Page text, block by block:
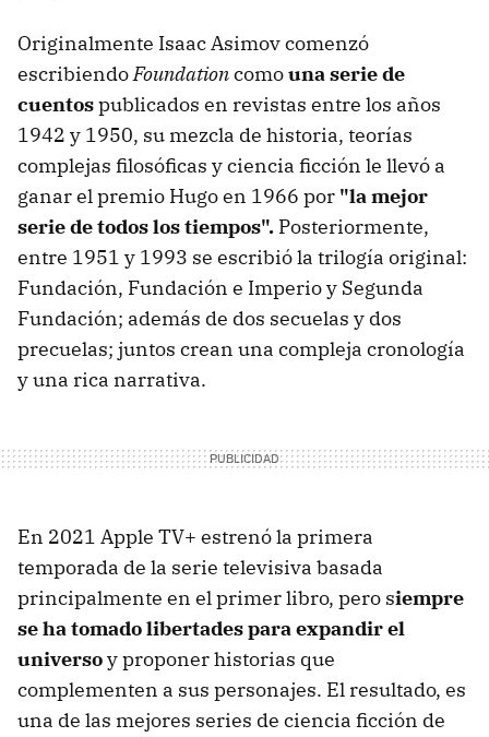
Originalmente Isaac Asimov comenzó
escribiendoFoundationcomouna serie de
cuentospublicados en revistas entre los años
1942 y 1950, su mezcla de historia, teorías
complejas filosóficas y ciencia ficción le llevó a
ganar el premio Hugo en 1966 por "la mejor
serie de todos los tiempos". Posteriormente,
entre 1951 y 1993 se escribió la trilogía original:
Fundación, Fundación e Imperio y Segunda
Fundación; además de dos secuelas y dos
precuelas; juntos crean una compleja cronología
y una rica narrativa.
En 2021 Apple TV+ estrenó la primera
temporada de la serie televisiva basada
principalmente en el primer libro, pero siempre
se ha tomado libertades para expandir el
universoy proponer historias que
complementen a sus personajes. El resultado, es
una de las mejores series de ciencia ficción de